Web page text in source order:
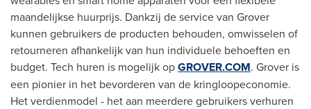
maandelijkse huurprijs. Dankzij de service van Grover
kunnen gebruikers de producten behouden, omwisselen of
retourneren afhankelijk van hun individuele behoeften en
budget. Tech huren is mogelijk opGROVER.COM. Grover is
een pionier in het bevorderen van de kringloopeconomie.
Het verdienmodel - het aan meerdere gebruikers verhuren